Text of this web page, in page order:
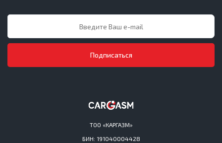
ТОО «КАРГАЗМ»
БИН: 191040004428
Подписаться